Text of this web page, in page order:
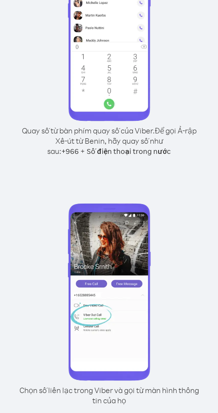
Quay số từ bàn phím quay số của Viber.Để gọi Ả-rập
Xê-út từ Benin, hãy quay số như
sau:+966 + Số điện thoại trong nước
Chọn số liên lạc trong Viber và gọi từ màn hình thông
tin của họ